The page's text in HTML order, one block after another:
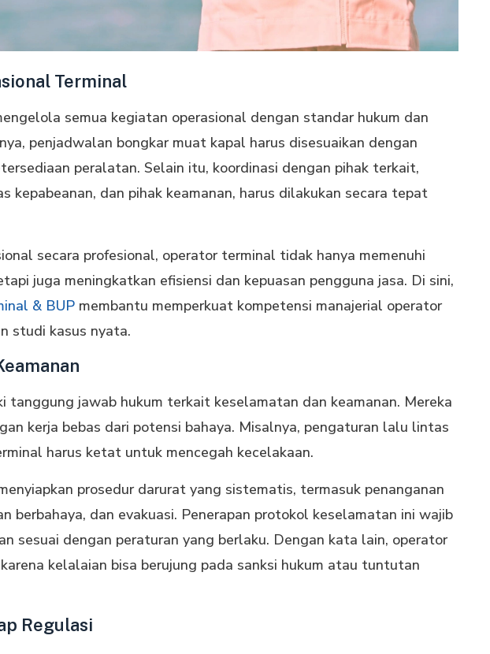
Terminal
semua kegiatan operasional dengan standar hukum dan
penjadwalan bongkar muat kapal harus disesuaikan dengan
peralatan. Selain itu, koordinasi dengan pihak terkait,
kepabeanan, dan pihak keamanan, harus dilakukan secara tepat
secara profesional, operator terminal tidak hanya memenuhi
juga meningkatkan efisiensi dan kepuasan pengguna jasa. Di sini,
& BUP membantu memperkuat kompetensi manajerial operator
studi kasus nyata.
tanggung jawab hukum terkait keselamatan dan keamanan. Mereka
kerja bebas dari potensi bahaya. Misalnya, pengaturan lalu lintas
harus ketat untuk mencegah kecelakaan.
prosedur darurat yang sistematis, termasuk penanganan
berbahaya, dan evakuasi. Penerapan protokol keselamatan ini wajib
sesuai dengan peraturan yang berlaku. Dengan kata lain, operator
kelalaian bisa berujung pada sanksi hukum atau tuntutan
Regulasi